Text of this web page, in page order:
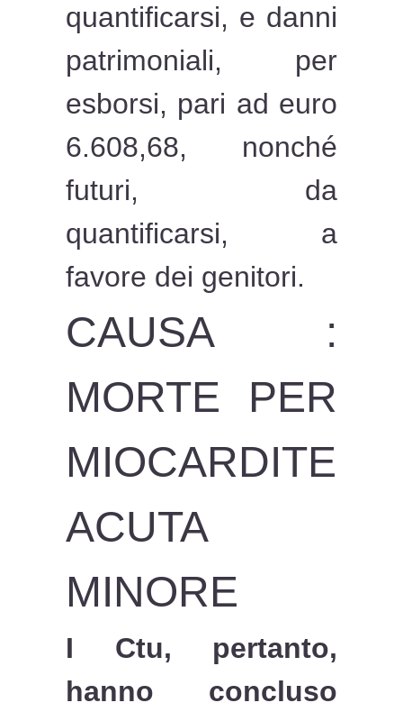
quantificarsi, e danni
patrimoniali, per
esborsi, pari ad euro
6.608,68, nonché
futuri, da
quantificarsi, a
favore dei genitori.
CAUSA :
MORTE PER
MIOCARDITE
ACUTA
MINORE
I Ctu, pertanto,
hanno concluso